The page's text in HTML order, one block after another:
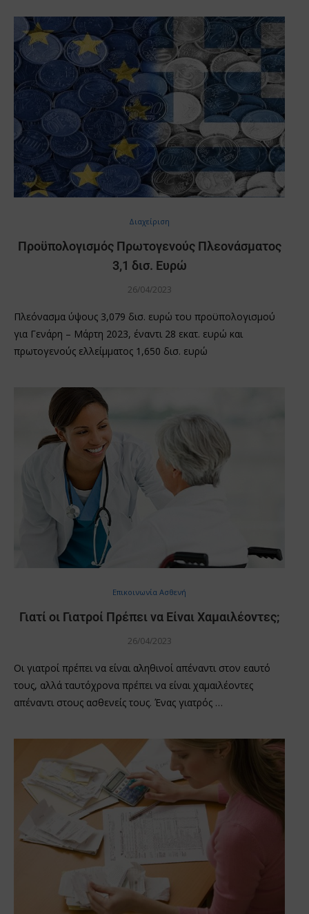
Διαχείριση
Προϋπολογισμός Πρωτογενούς Πλεονάσματος
3,1 δισ. Ευρώ
26/04/2023
Πλεόνασμα ύψους 3,079 δισ. ευρώ του προϋπολογισμού
για Γενάρη – Μάρτη 2023, έναντι 28 εκατ. ευρώ και
πρωτογενούς ελλείμματος 1,650 δισ. ευρώ
Επικοινωνία Ασθενή
Γιατί οι Γιατροί Πρέπει να Είναι Χαμαιλέοντες;
26/04/2023
Οι γιατροί πρέπει να είναι αληθινοί απέναντι στον εαυτό
τους, αλλά ταυτόχρονα πρέπει να είναι χαμαιλέοντες
απέναντι στους ασθενείς τους. Ένας γιατρός …